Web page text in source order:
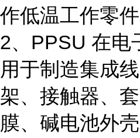
作低温工作零件
2、PPSU 在电
用于制造集成
架、接触器、
膜、碱电池外壳